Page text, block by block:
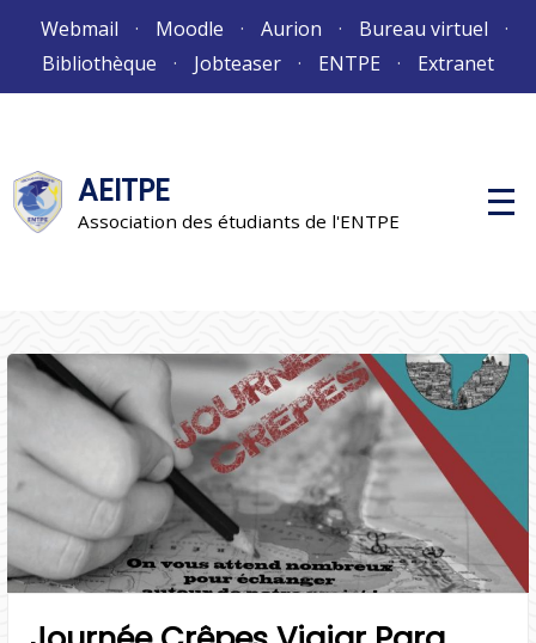
Webmail Moodle Aurion
Bureau virtuel
Bibliothèque
Jobteaser ENTPE Extranet
AEITPE
Association des étudiants de l'ENTPE
M
e
c
i
p